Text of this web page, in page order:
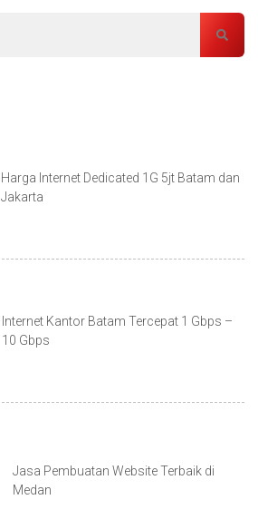
Harga Internet Dedicated 1G 5jt Batam dan
Jakarta
Internet Kantor Batam Tercepat 1 Gbps –
10 Gbps
Jasa Pembuatan Website Terbaik di
Medan